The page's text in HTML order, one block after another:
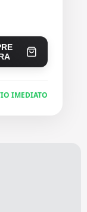
IMEDIATO